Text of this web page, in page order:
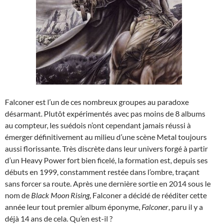
Falconer est l’un de ces nombreux groupes au paradoxe
désarmant. Plutôt expérimentés avec pas moins de 8 albums
au compteur, les suédois n’ont cependant jamais réussi à
émerger définitivement au milieu d’une scène Metal toujours
aussi florissante. Très discrète dans leur univers forgé à partir
d’un Heavy Power fort bien ficelé, la formation est, depuis ses
débuts en 1999, constamment restée dans l’ombre, traçant
sans forcer sa route. Après une dernière sortie en 2014 sous le
nom de Black Moon Rising, Falconer a décidé de rééditer cette
année leur tout premier album éponyme, Falconer, paru il y a
déjà 14 ans de cela. Qu’en est-il ?